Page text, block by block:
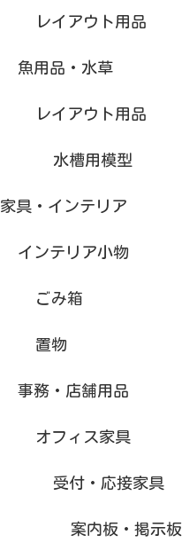
レイアウト用品
魚用品・水草
レイアウト用品
水槽用模型
家具・インテリア
インテリア小物
ごみ箱
置物
事務・店舗用品
オフィス家具
受付・応接家具
案内板・掲示板